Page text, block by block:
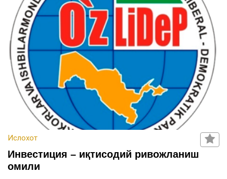
Ислохот
Инвестиция – иқтисодий ривожланиш
омили